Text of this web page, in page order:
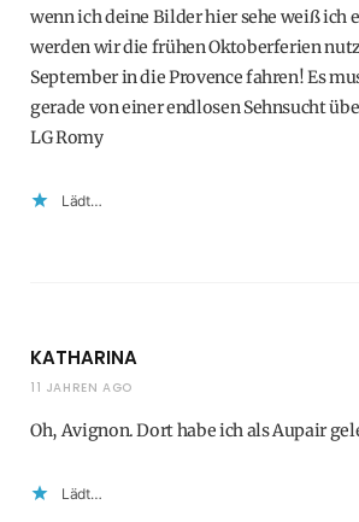
wenn ich deine Bilder hier sehe weiß ich
werden wir die frühen Oktoberferien
September in die Provence fahren! Es
gerade von einer endlosen Sehnsucht
LG Romy
Lädt…
KATHARINA
11 JAHREN AGO
Oh, Avignon. Dort habe ich als Aupair
Lädt…